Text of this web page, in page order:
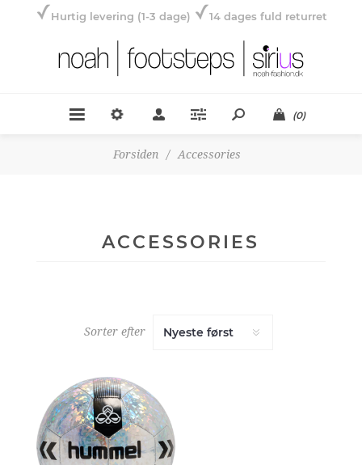
Hurtig levering (1-3 dage) 14 dages fuld returret
(0)
Forsiden / Accessories
ACCESSORIES
Sorter efter